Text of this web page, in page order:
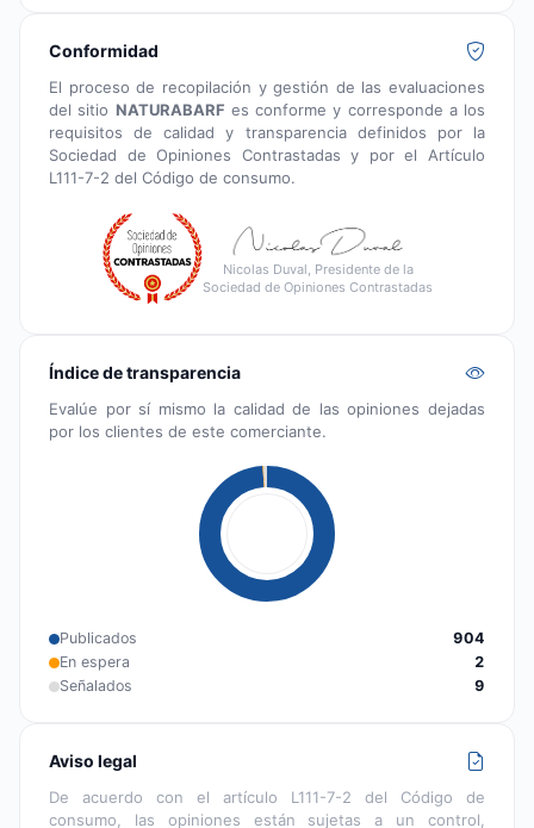
Conformidad
El proceso de recopilación y gestión de las evaluaciones
del sitio NATURABARF es conforme y corresponde a los
requisitos de calidad y transparencia definidos por la
Sociedad de Opiniones Contrastadas y por el Artículo
L111-7-2 del Código de consumo.
Nicolas Duval, Presidente de la
Sociedad de Opiniones Contrastadas
Índice de transparencia
Evalúe por sí mismo la calidad de las opiniones dejadas
por los clientes de este comerciante.
Publicados
904
En espera
2
Señalados
9
Aviso legal
De acuerdo con el artículo L111-7-2 del Código de
consumo, las opiniones están sujetas a un control,